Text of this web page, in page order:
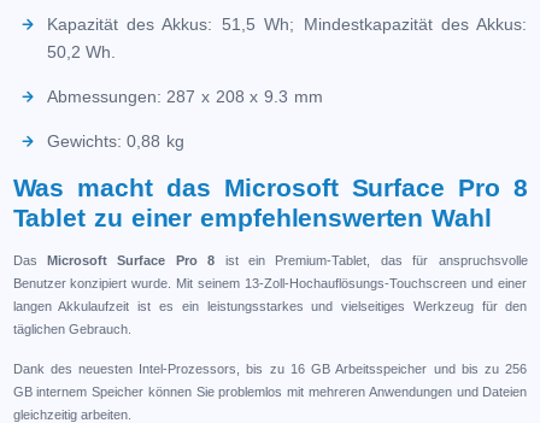
Kapazität des Akkus: 51,5 Wh; Mindestkapazität des Akkus:
50,2 Wh.
Abmessungen: 287 x 208 x 9.3 mm
Gewichts: 0,88 kg
Was macht das Microsoft Surface Pro 8
Tablet zu einer empfehlenswerten Wahl
Das Microsoft Surface Pro 8 ist ein Premium-Tablet, das für anspruchsvolle
Benutzer konzipiert wurde. Mit seinem 13-Zoll-Hochauflösungs-Touchscreen und einer
langen Akkulaufzeit ist es ein leistungsstarkes und vielseitiges Werkzeug für den
täglichen Gebrauch.
Dank des neuesten Intel-Prozessors, bis zu 16 GB Arbeitsspeicher und bis zu 256
GB internem Speicher können Sie problemlos mit mehreren Anwendungen und Dateien
gleichzeitig arbeiten.